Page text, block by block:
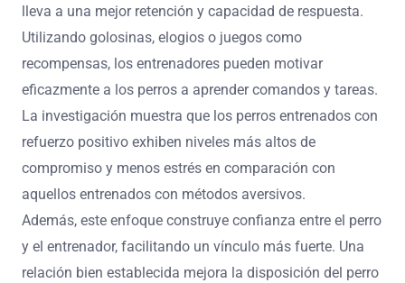
lleva a una mejor retención y capacidad de respuesta.
Utilizando golosinas, elogios o juegos como
recompensas, los entrenadores pueden motivar
eficazmente a los perros a aprender comandos y tareas.
La investigación muestra que los perros entrenados con
refuerzo positivo exhiben niveles más altos de
compromiso y menos estrés en comparación con
aquellos entrenados con métodos aversivos.
Además, este enfoque construye confianza entre el perro
y el entrenador, facilitando un vínculo más fuerte. Una
relación bien establecida mejora la disposición del perro